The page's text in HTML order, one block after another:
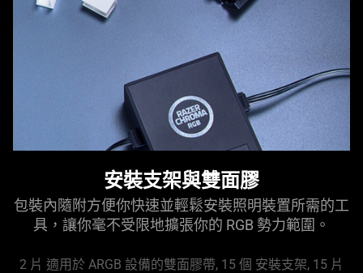
安裝支架與雙面膠
包裝內隨附方便你快速並輕鬆安裝照明裝置所需的工
具，讓你毫不受限地擴張你的 RGB 勢力範圍。
2 片 適用於 ARGB 設備的雙面膠帶, 15 個 安裝支架, 15 片